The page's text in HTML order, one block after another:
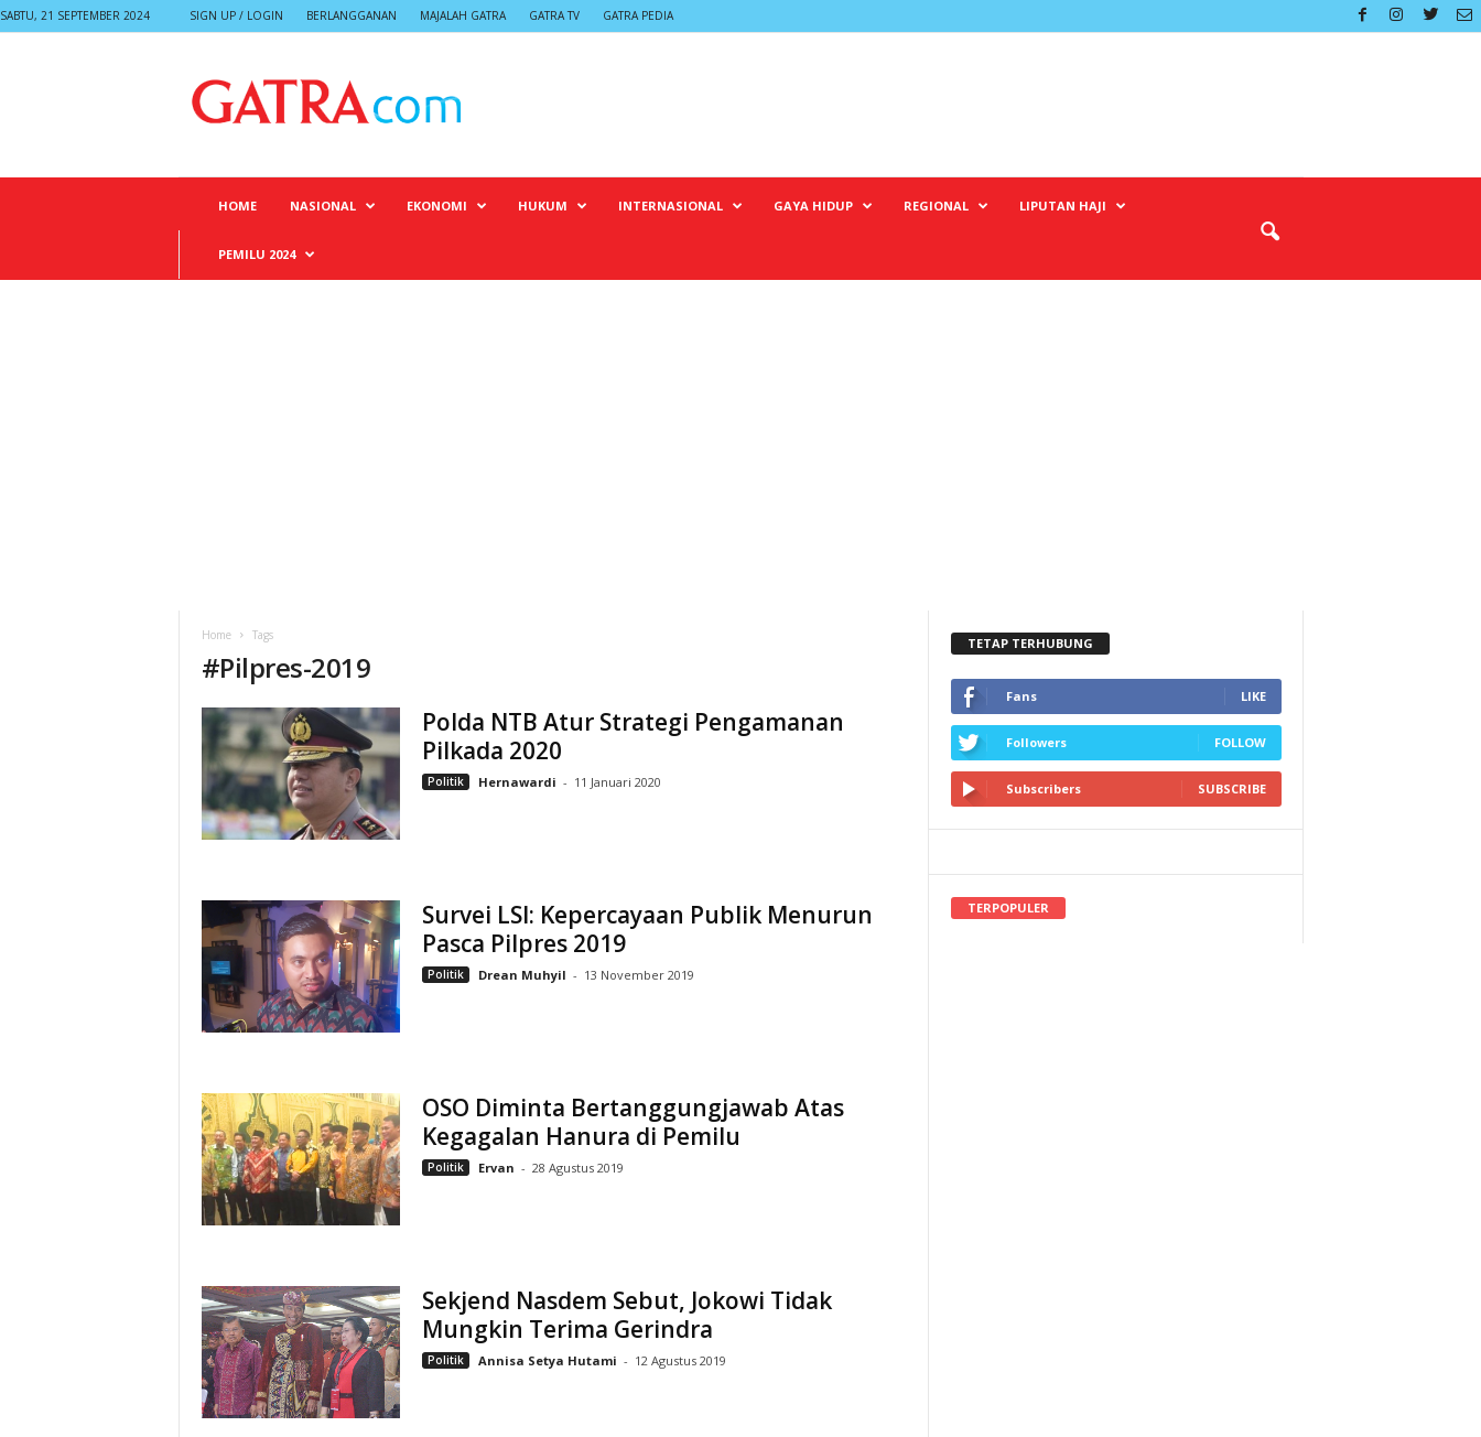
SABTU, 21 SEPTEMBER 2024 SIGN UP / LOGIN BERLANGGANAN MAJALAH GATRA GATRA TV GATRA PEDIA
HOME NASIONAL EKONOMI HUKUM INTERNASIONAL GAYA HIDUP REGIONAL LIPUTAN HAJI
PEMILU 2024
Home Tags
#Pilpres-2019
Polda NTB Atur Strategi Pengamanan
Pilkada 2020
Politik Hernawardi - 11 Januari 2020
Survei LSI: Kepercayaan Publik Menurun
Pasca Pilpres 2019
Politik Drean Muhyil - 13 November 2019
OSO Diminta Bertanggungjawab Atas
Kegagalan Hanura di Pemilu
Politik Ervan - 28 Agustus 2019
Sekjend Nasdem Sebut, Jokowi Tidak
Mungkin Terima Gerindra
Politik Annisa Setya Hutami - 12 Agustus 2019
TETAP TERHUBUNG
Fans LIKE
Followers FOLLOW
Subscribers SUBSCRIBE
TERPOPULER